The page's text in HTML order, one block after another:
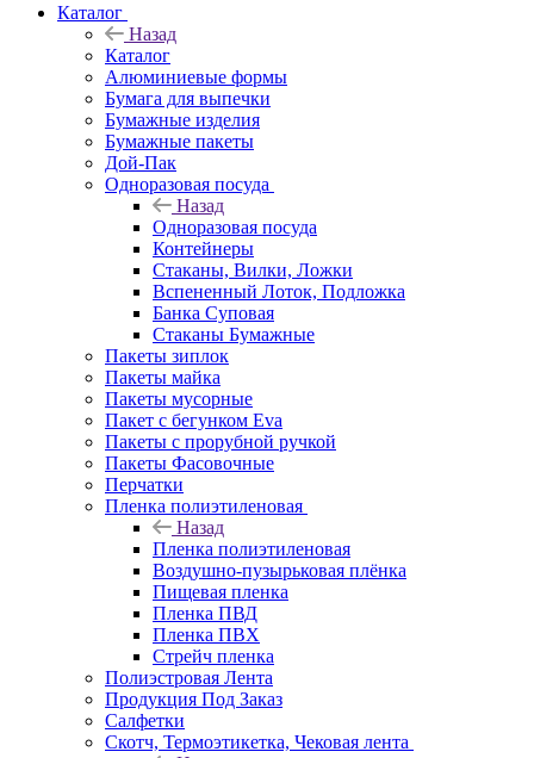
Каталог
Назад
Каталог
Алюминиевые формы
Бумага для выпечки
Бумажные изделия
Бумажные пакеты
Дой-Пак
Одноразовая посуда
Назад
Одноразовая посуда
Контейнеры
Стаканы, Вилки, Ложки
Вспененный Лоток, Подложка
Банка Суповая
Стаканы Бумажные
Пакеты зиплок
Пакеты майка
Пакеты мусорные
Пакет с бегунком Eva
Пакеты с прорубной ручкой
Пакеты Фасовочные
Перчатки
Пленка полиэтиленовая
Назад
Пленка полиэтиленовая
Воздушно-пузырьковая плёнка
Пищевая пленка
Пленка ПВД
Пленка ПВХ
Стрейч пленка
Полиэстровая Лента
Продукция Под Заказ
Салфетки
Скотч, Термоэтикетка, Чековая лента